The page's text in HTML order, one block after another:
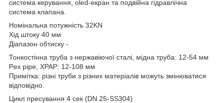
система керування, oled-екран та подвійна гідравлічна
система клапана.
Номінальна потужність 32KN
Хід штоку 40 мм
Діапазон обтиску -
Тонкостінна труба з нержавіючої сталі, мідна труба: 12-54 мм
Pex pipe, XPAP: 12-108 мм
Примітка: різні труби з різних матеріалів можуть змінюватися
відповідно.
Цикл пресування 4 сек (DN 25-SS304)